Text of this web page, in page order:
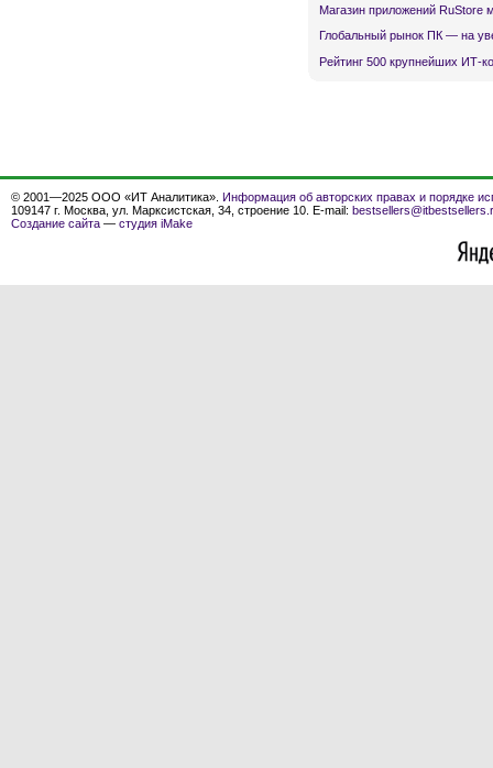
Магазин приложений RuStore
Глобальный рынок ПК — на
Рейтинг 500 крупнейших ИТ-
© 2001—2025 ООО «ИТ Аналитика». Информация об авторских правах и порядке
109147 г. Москва, ул. Марксистская, 34, строение 10. E-mail:
Создание сайта — студия iMake